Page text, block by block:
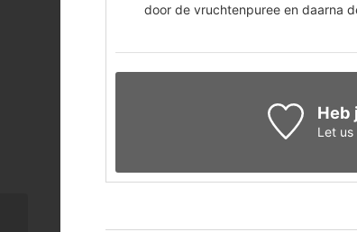
door de vruchtenpuree en daarna
Heb
Let